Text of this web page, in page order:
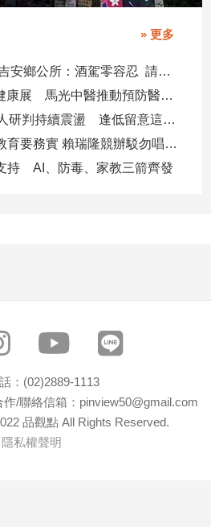
» 更多
副主任涉酒駕肇事 吉安鄉公所：酒駕零容忍 請辭獲准
攜AI科技參展高齡健康展 馬光中醫推動預防醫學迎接長壽新經濟
台股力守4萬4！法人研判持續震盪 逢低留意這些族群
柯志恩競辦批雙語教育要務實 賴瑞隆競辦駁勿唱衰高雄
持 AI、防毒、家教三箭齊發
：(02)2889-1113
/聯絡信箱：pinview50@gmail.com
品觀點 All Rights Reserved.
隱私權聲明